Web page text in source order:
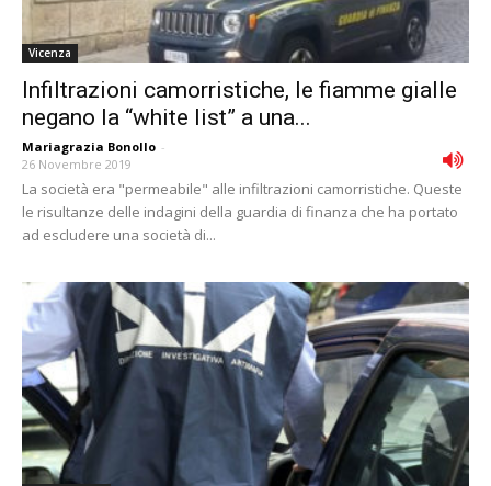
Vicenza
Infiltrazioni camorristiche, le fiamme gialle
negano la “white list” a una...
Mariagrazia Bonollo -
26 Novembre 2019
La società era "permeabile" alle infiltrazioni camorristiche. Queste
le risultanze delle indagini della guardia di finanza che ha portato
ad escludere una società di...